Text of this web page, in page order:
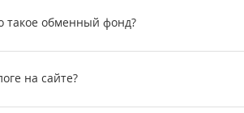
такое обменный фонд?
на сайте?